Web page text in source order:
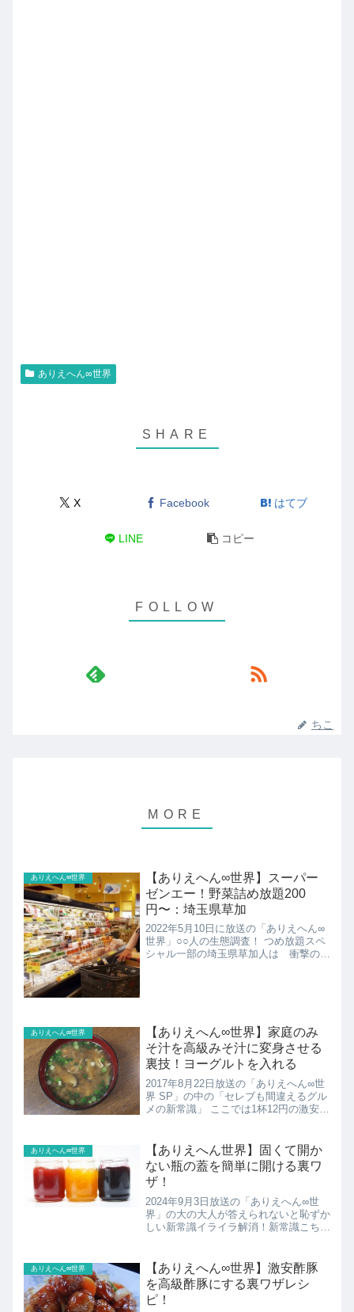
ありえへん∞世界
X Facebook はてブ
LINE コピー
ちこ
ありえへん∞世界
【ありえへん∞世界】スーパー
ゼンエー！野菜詰め放題200
円〜：埼玉県草加
2022年5月10日に放送の「ありえへん∞
世界」○○人の生態調査！ つめ放題スペ
シャル一部の埼玉県草加人は 衝撃の２
ありえへん∞世界
【ありえへん∞世界】家庭のみ
そ汁を高級みそ汁に変身させる
裏技！ヨーグルトを入れる
2017年8月22日放送の「ありえへん∞世
界 SP」の中の「セレブも間違えるグル
メの新常識」 ここでは1杯12円の激安味
ありえへん∞世界
【ありえへん世界】固くて開か
ない瓶の蓋を簡単に開ける裏ワ
ザ！
2024年9月3日放送の「ありえへん∞世
界」の大の大人が答えられないと恥ずか
しい新常識イライラ解消！新常識こちら
ありえへん∞世界
【ありえへん∞世界】激安酢豚
を高級酢豚にする裏ワザレシ
ピ！